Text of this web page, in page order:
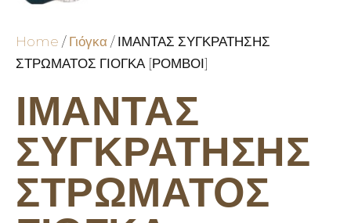
Home / Γιόγκα / ΙΜΑΝΤΑΣ ΣΥΓΚΡΑΤΗΣΗΣ
ΣΤΡΩΜΑΤΟΣ ΓΙΟΓΚΑ [ΡΟΜΒΟΙ]
ΙΜΑΝΤΑΣ
ΣΥΓΚΡΑΤΗΣΗΣ
ΣΤΡΩΜΑΤΟΣ